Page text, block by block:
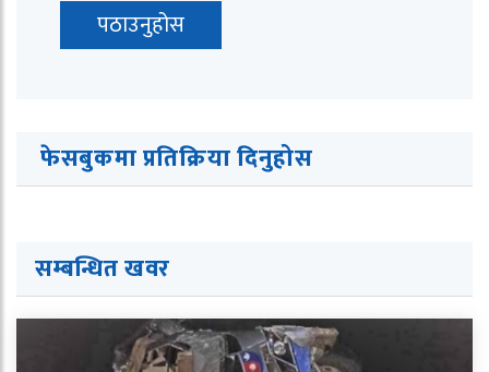
फेसबुकमा प्रतिक्रिया दिनुहोस
सम्बन्धित खवर